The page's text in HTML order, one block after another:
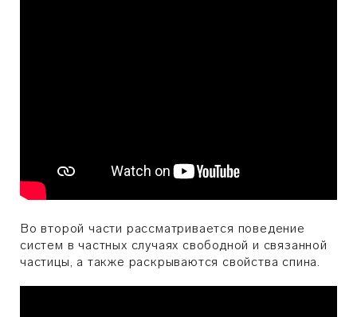
Во второй части рассматривается поведение
систем в частных случаях свободной и связанной
частицы, а также раскрываются свойства спина.